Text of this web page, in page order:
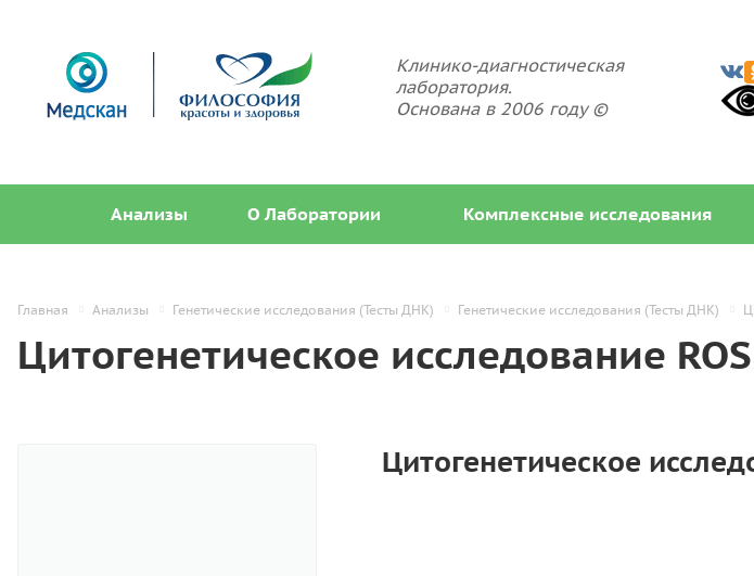
Клинико-диагностическая
лаборатория.
Основана в 2006 году ©
Анализы О Лаборатории Комплексные исследования
Главная Анализы Генетические исследования (Тесты ДНК) Генетические исследования (Тесты ДНК)
Цитогенетическое исследование
Цитогенетическое